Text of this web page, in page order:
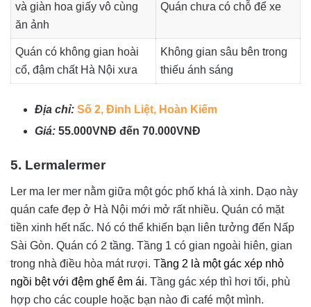
và giàn hoa giấy vô cùng
ăn ảnh
Quán chưa có chỗ để xe
Quán có không gian hoài
cổ, đậm chất Hà Nội xưa
Không gian sâu bên trong
thiếu ánh sáng
Địa chỉ: Số 2, Đinh Liệt, Hoàn Kiếm
Giá: 55.000VNĐ đến 70.000VNĐ
5. Lermalermer
Ler ma ler mer nằm giữa một góc phố khá là xinh. Dạo này
quán cafe đẹp ở Hà Nội mới mở rất nhiều. Quán có mặt
tiền xinh hết nấc. Nó có thể khiến bạn liên tưởng đến Nấp
Sài Gòn. Quán có 2 tầng. Tầng 1 có gian ngoài hiên, gian
trong nhà điều hòa mát rượi. Tầng 2 là một gác xép nhỏ
ngồi bệt với đệm ghế êm ái. Tầng gác xép thì hơi tối, phù
hợp cho các couple hoặc bạn nào đi café một mình.